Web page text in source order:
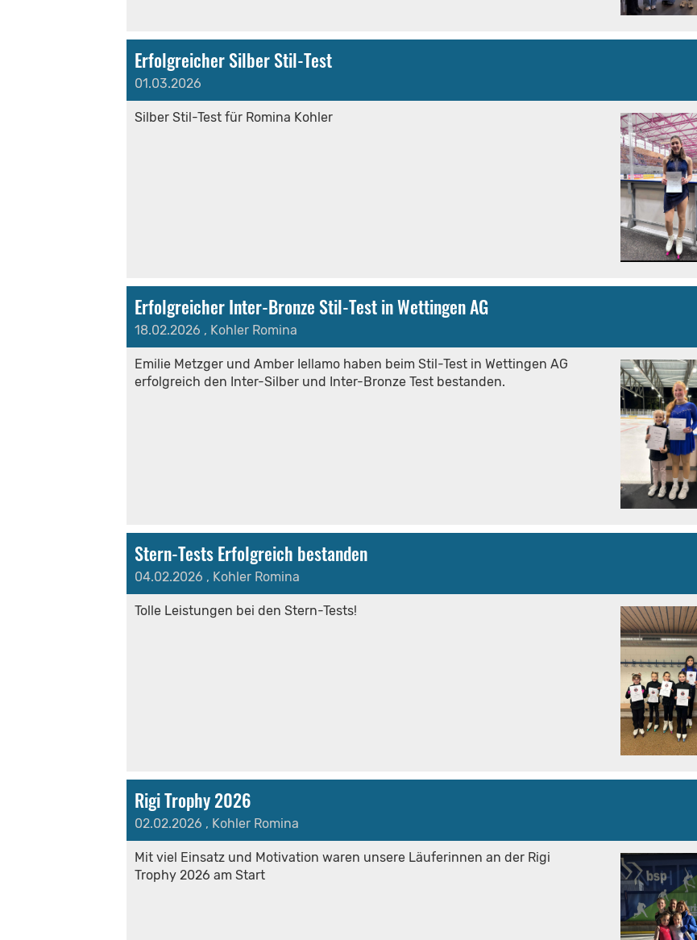
Erfolgreicher Silber Stil-Test
01.03.2026
Silber Stil-Test für Romina Kohler
Erfolgreicher Inter-Bronze Stil-Test in Wettingen AG
18.02.2026 , Kohler Romina
Emilie Metzger und Amber Iellamo haben beim Stil-Test in Wettingen AG
erfolgreich den Inter-Silber und Inter-Bronze Test bestanden.
Stern-Tests Erfolgreich bestanden
04.02.2026 , Kohler Romina
Tolle Leistungen bei den Stern-Tests!
Rigi Trophy 2026
02.02.2026 , Kohler Romina
Mit viel Einsatz und Motivation waren unsere Läuferinnen an der Rigi
Trophy 2026 am Start